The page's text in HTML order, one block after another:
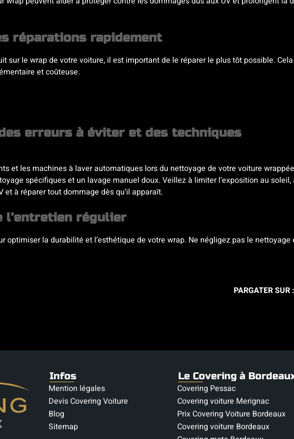
réparations rapidement
sur le wrap de votre voiture, il est important de le réparer le plus tôt possible. Cela
et coûteuse.
erreurs à éviter et des techniques
et les machines à laver automatiques lors du nettoyage de votre voiture
spécifiques et un lavage manuel doux. Veillez à limiter l’exposition au soleil,
à réparer tout dommage dès qu’il apparaît.
l’entretien régulier
optimiser la durabilité et l’esthétique de votre wrap. Ne négligez pas le nettoyage
PARGATER SUR :
Infos
Mention légales
Devis Covering Voiture
Blog
Sitemap
Le Covering à
Covering Pessac
Covering voiture Merignac
Prix Covering Voiture Bordeaux
Covering voiture Bordeaux